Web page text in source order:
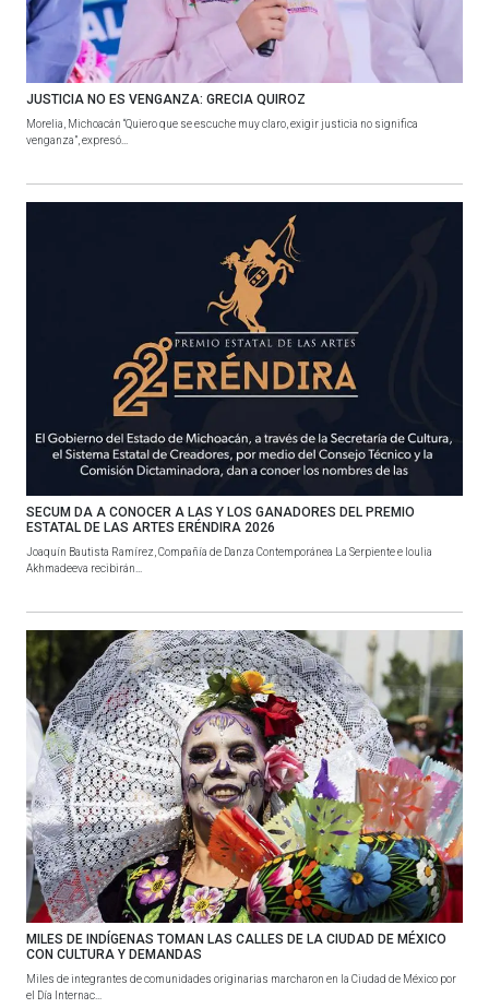
JUSTICIA NO ES VENGANZA: GRECIA QUIROZ
Morelia, Michoacán “Quiero que se escuche muy claro, exigir justicia no significa
venganza”, expresó...
SECUM DA A CONOCER A LAS Y LOS GANADORES DEL PREMIO
ESTATAL DE LAS ARTES ERÉNDIRA 2026
Joaquín Bautista Ramírez, Compañía de Danza Contemporánea La Serpiente e Ioulia
Akhmadeeva recibirán...
MILES DE INDÍGENAS TOMAN LAS CALLES DE LA CIUDAD DE MÉXICO
CON CULTURA Y DEMANDAS
Miles de integrantes de comunidades originarias marcharon en la Ciudad de México por
el Día Internac...